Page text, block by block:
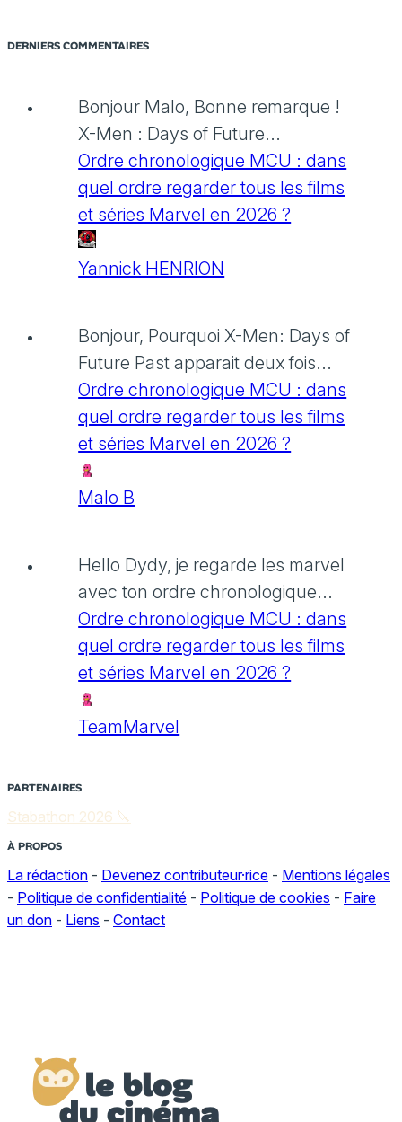
DERNIERS COMMENTAIRES
Bonjour Malo, Bonne remarque !
X-Men : Days of Future...
Ordre chronologique MCU : dans
quel ordre regarder tous les films
et séries Marvel en 2026 ?
Yannick HENRION
Bonjour, Pourquoi X-Men: Days of
Future Past apparait deux fois...
Ordre chronologique MCU : dans
quel ordre regarder tous les films
et séries Marvel en 2026 ?
Malo B
Hello Dydy, je regarde les marvel
avec ton ordre chronologique...
Ordre chronologique MCU : dans
quel ordre regarder tous les films
et séries Marvel en 2026 ?
TeamMarvel
PARTENAIRES
Stabathon 2026 🔪
À PROPOS
La rédaction - Devenez contributeur·rice - Mentions légales
- Politique de confidentialité - Politique de cookies - Faire
un don - Liens - Contact